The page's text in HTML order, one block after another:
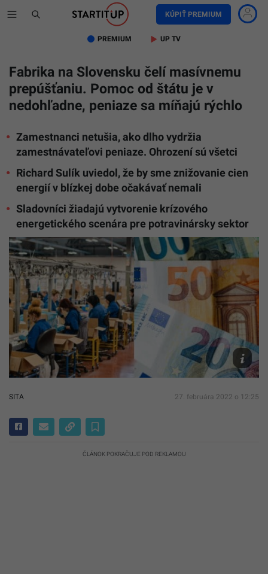
KÚPIŤ PREMIUM
PREMIUM UP TV
Fabrika na Slovensku čelí masívnemu
prepúšťaniu. Pomoc od štátu je v
nedohľadne, peniaze sa míňajú rýchlo
Zamestnanci netušia, ako dlho vydržia
zamestnávateľovi peniaze. Ohrození sú všetci
Richard Sulík uviedol, že by sme znižovanie cien
energií v blízkej dobe očakávať nemali
Sladovníci žiadajú vytvorenie krízového
energetického scenára pre potravinársky sektor
Gieling,
Markus
Spiske
-
SITA 27. februára 2022 o 12:25
ČLÁNOK POKRAČUJE POD REKLAMOU